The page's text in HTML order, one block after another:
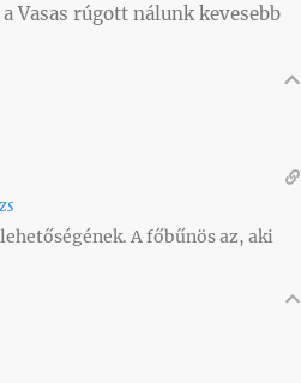
Vasas rúgott nálunk kevesebb
A főbűnös az, aki